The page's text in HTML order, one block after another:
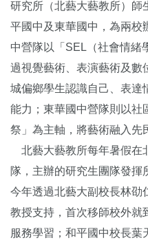
研究所（北藝大藝教所）師
平國中及東華國中，為兩校
中營隊以「SEL（社會情緒
過視覺藝術、表演藝術及數
城偏鄉學生認識自己、表達
能力；東華國中營隊則以社
祭」為主軸，將藝術融入先
北藝大藝教所每年暑假在
隊，主辦的研究生團隊發揮
今年透過北藝大副校長林劭
教授支持，首次移師校外就
服務學習；和平國中校長葉